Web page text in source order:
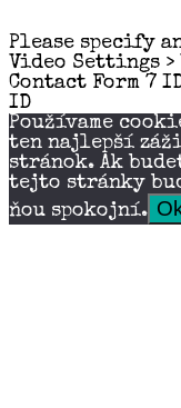
Please specify
Video Settings >
Contact Form 7
ID
Používame
ten najlepší
stránok. Ak
tejto stránky
ňou spokojní.